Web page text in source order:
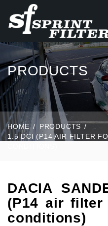
PRODUCTS
HOME
PRODUCTS
1.5 DCI (P14 AIR FILTER
DACIA
(P14 air filter
conditions)